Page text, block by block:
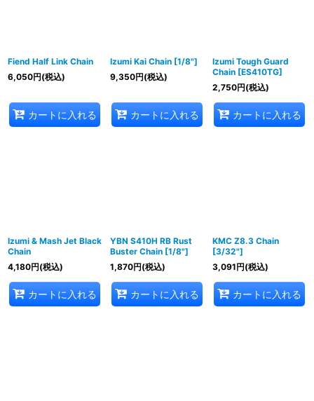
Fiend Half Link Chain
6,050円(税込)
カートに入れる
Izumi Kai Chain [1/8"]
9,350円(税込)
カートに入れる
Izumi Tough Guard
Chain [ES410TG]
2,750円(税込)
カートに入れる
Izumi & Mash Jet Black
Chain
4,180円(税込)
カートに入れる
YBN S410H RB Rust
Buster Chain [1/8"]
1,870円(税込)
カートに入れる
KMC Z8.3 Chain
[3/32"]
3,091円(税込)
カートに入れる